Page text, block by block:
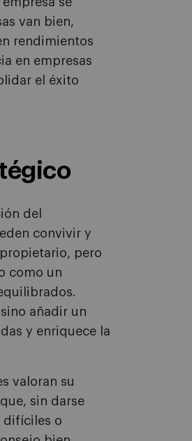
van bien,
rendimientos
en empresas
el éxito
del
convivir y
pero
como un
añadir un
y enriquece la
valoran su
sin darse
difíciles o